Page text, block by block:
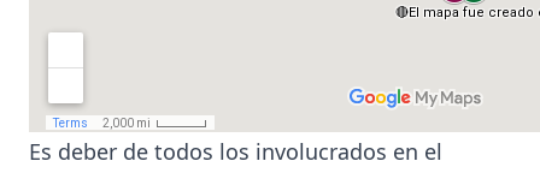
Es deber de todos los involucrados en el